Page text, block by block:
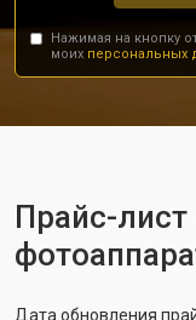
Нажимая на кнопку
моих персональных
Прайс-
Дата обновления